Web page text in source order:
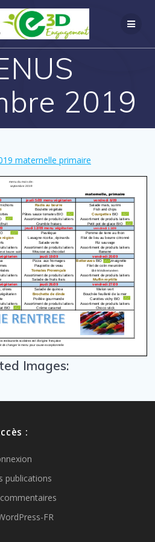
2019
maternelle primaire
Images:
:
publications
FR